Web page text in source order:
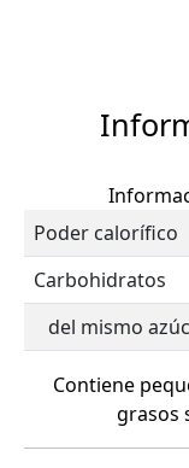
Poder calorífico
Carbohidratos
del mismo
Contiene
grasos